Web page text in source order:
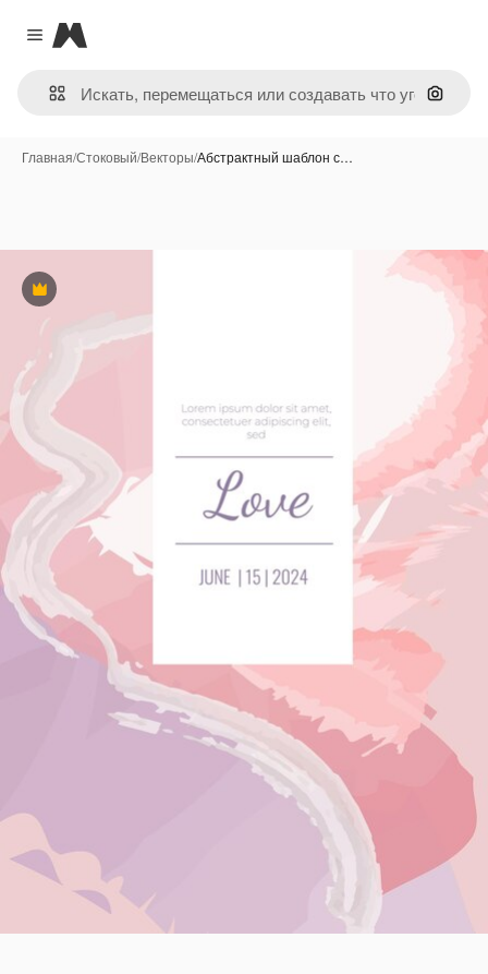
Close menu
Magnific
Поиск
Главная/Стоковый/Векторы/Абстрактный шаблон с…
Премиум